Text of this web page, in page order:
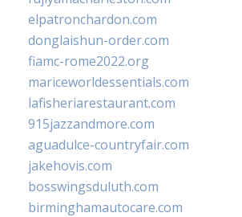
elpatronchardon.com
donglaishun-order.com
fiamc-rome2022.org
mariceworldessentials.com
lafisheriarestaurant.com
915jazzandmore.com
aguadulce-countryfair.com
jakehovis.com
bosswingsduluth.com
birminghamautocare.com